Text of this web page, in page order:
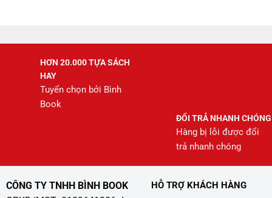
HƠN 20.000 TỰA SÁCH
HAY
Tuyển chọn bởi Bình
Book
ĐỔI TRẢ NHANH CHÓNG
Hàng bị lỗi được đổi
trả nhanh chóng
CÔNG TY TNHH BÌNH BOOK
HỖ TRỢ KHÁCH HÀNG